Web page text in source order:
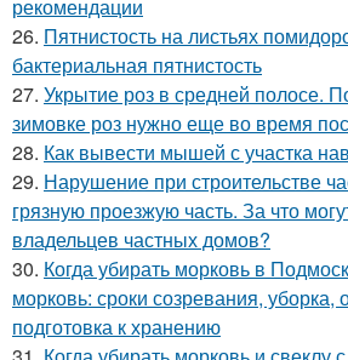
рекомендации
26. Пятнистость на листьях
бактериальная пятнистость
27. Укрытие роз в средней полосе.
зимовке роз нужно еще во время
28. Как вывести мышей с участка
29. Нарушение при строительстве
грязную проезжую часть. За что
владельцев частных домов?
30. Когда убирать морковь в
морковь: сроки созревания, уборка,
подготовка к хранению